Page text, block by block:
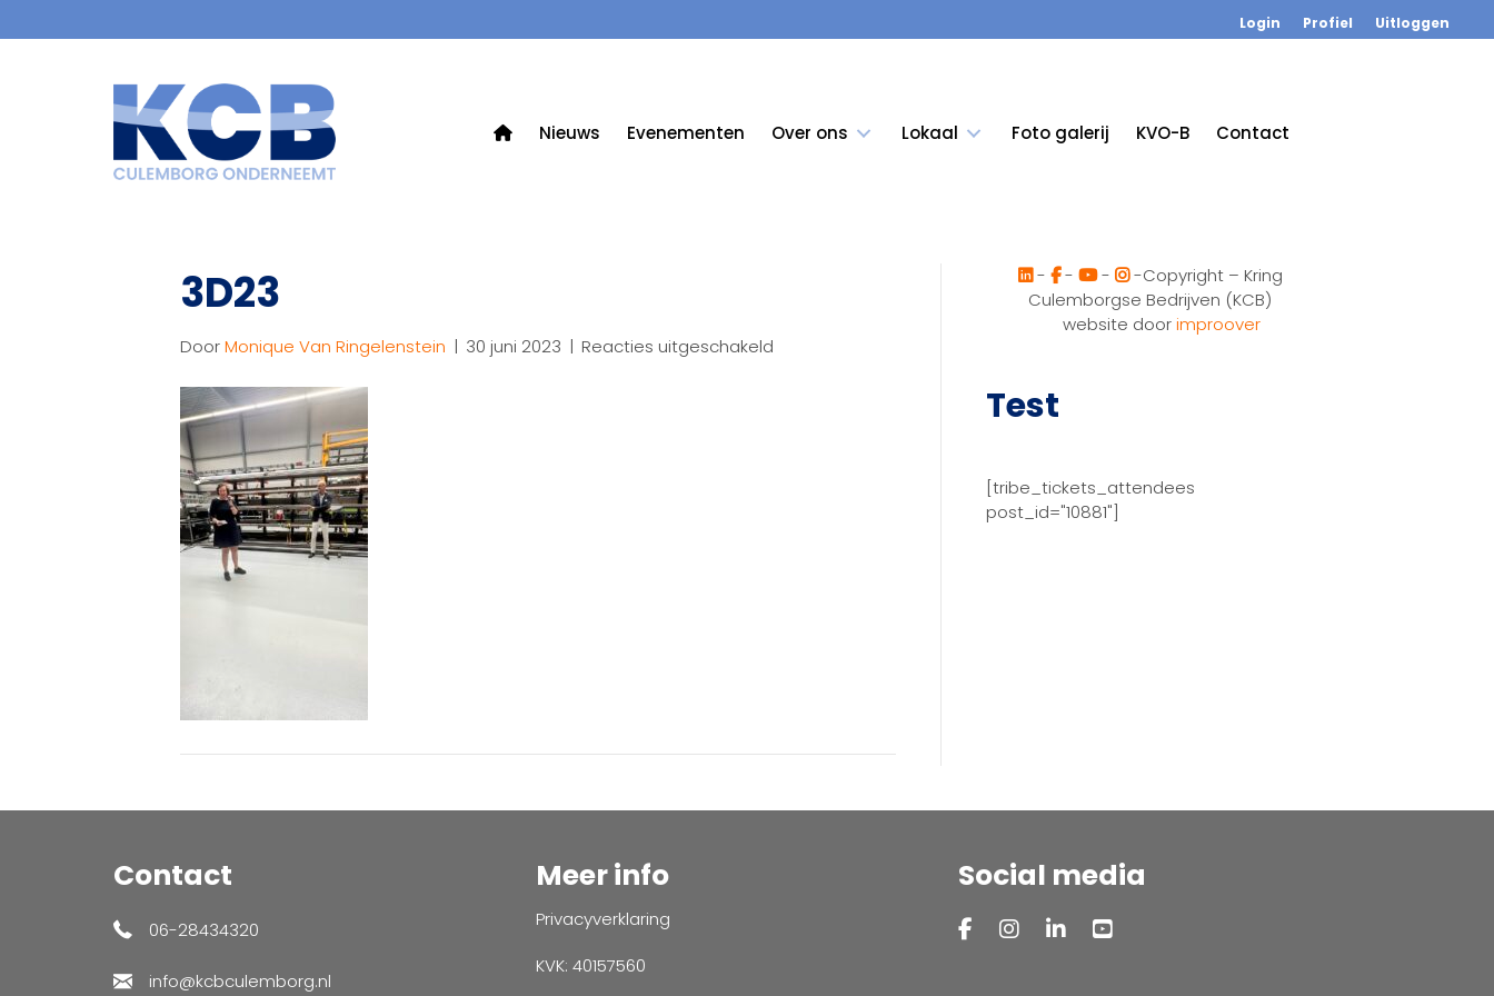
Login Profiel Uitloggen
Nieuws Evenementen Over ons Lokaal Foto galerij KVO-B Contact
3D23
DoorMonique Van Ringelenstein | 30 juni 2023 | Reacties uitgeschakeld
- - -
-Copyright – Kring
Culemborgse Bedrijven (KCB)
website doorimproover
Test
[tribe_tickets_attendees
post_id="10881"]
Contact
06-28434320
info@kcbculemborg.nl
Meer info
Privacyverklaring
KVK: 40157560
Social media